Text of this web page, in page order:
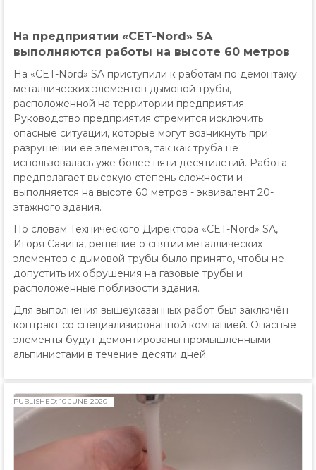
На предприятии «CET-Nord» SA
выполняются работы на высоте 60 метров
На «CET-Nord» SA приступили к работам по демонтажу
металлических элементов дымовой трубы,
расположенной на территории предприятия.
Руководство предприятия стремится исключить
опасные ситуации, которые могут возникнуть при
разрушении её элементов, так как труба не
использовалась уже более пяти десятилетий. Работа
предполагает высокую степень сложности и
выполняется на высоте 60 метров - эквивалент 20-
этажного здания.
По словам Технического Директора «CET-Nord» SA,
Игоря Савина, решение о снятии металлических
элементов с дымовой трубы было принято, чтобы не
допустить их обрушения на газовые трубы и
расположенные поблизости здания.
Для выполнения вышеуказанных работ был заключён
контракт со специализированной компанией. Опасные
элементы будут демонтированы промышленными
альпинистами в течение десяти дней.
PUBLISHED: 10 JUNE 2020